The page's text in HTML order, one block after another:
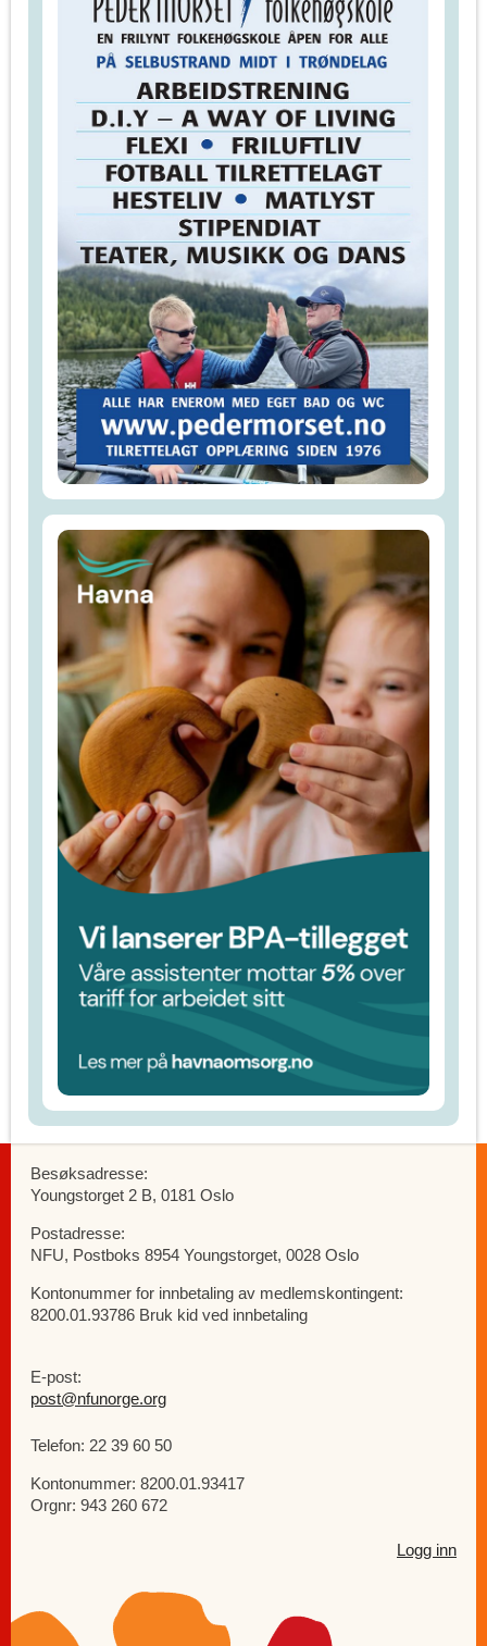
Besøksadresse:
Youngstorget 2 B, 0181 Oslo
Postadresse:
NFU, Postboks 8954 Youngstorget, 0028 Oslo
Kontonummer for innbetaling av medlemskontingent:
8200.01.93786 Bruk kid ved innbetaling
E-post:
post@nfunorge.org
Telefon: 22 39 60 50
Kontonummer: 8200.01.93417
Orgnr: 943 260 672
Logg inn